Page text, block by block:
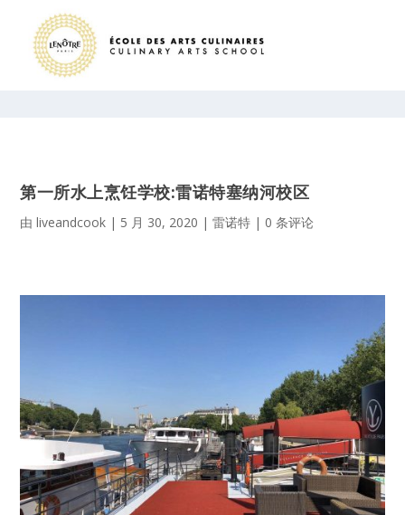
第一所水上烹饪学校:雷诺特塞纳河校区
由liveandcook | 5 月 30, 2020 |雷诺特 | 0 条评论